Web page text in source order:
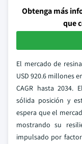
Obtenga más
que
El mercado de
USD 920.6 millones
CAGR hasta 2034.
sólida posición y
espera que el
mostrando su
impulsado por